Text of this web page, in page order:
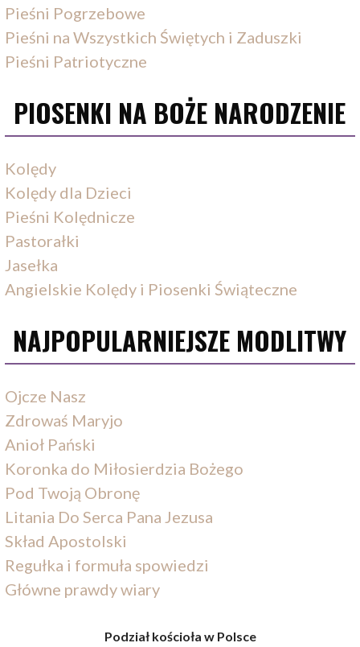
Pieśni Pogrzebowe
Pieśni na Wszystkich Świętych i Zaduszki
Pieśni Patriotyczne
PIOSENKI NA BOŻE NARODZENIE
Kolędy
Kolędy dla Dzieci
Pieśni Kolędnicze
Pastorałki
Jasełka
Angielskie Kolędy i Piosenki Świąteczne
NAJPOPULARNIEJSZE MODLITWY
Ojcze Nasz
Zdrowaś Maryjo
Anioł Pański
Koronka do Miłosierdzia Bożego
Pod Twoją Obronę
Litania Do Serca Pana Jezusa
Skład Apostolski
Regułka i formuła spowiedzi
Główne prawdy wiary
Podział kościoła w Polsce